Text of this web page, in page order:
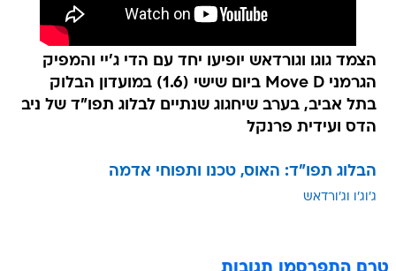
הצמד גוגו וגורדאש יופיעו יחד עם הדי ג'יי והמפיק
הגרמני Move D ביום שישי (1.6) במועדון הבלוק
בתל אביב, בערב שיחגוג שנתיים לבלוג תפו"ד של ניב
הדס ועידית פרנקל
הבלוג תפו"ד: האוס, טכנו ותפוחי אדמה
ג'וג'ו וג'ורדאש